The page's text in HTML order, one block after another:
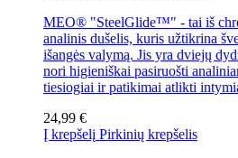
MEO® "SteelGlide™" - tai iš
analinis dušelis, kuris užtikrina
išangės valymą. Jis yra dviejų
nori higieniškai pasiruošti
tiesiogiai ir patikimai atlikti
24,99 €
Į krepšelį Pirkinių krepšelis